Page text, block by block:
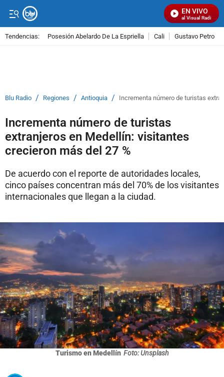
EN VIVO
Señal Visual Radio
Tendencias: Posesión Abelardo De La Espriella Cali Gustavo Petro
Blu Radio / Regiones / Antioquia / Incrementa número de turistas
Incrementa número de turistas
extranjeros en Medellín: visitantes
crecieron más del 27 %
De acuerdo con el reporte de autoridades locales,
cinco países concentran más del 70% de los visitantes
internacionales que llegan a la ciudad.
Turismo en Medellín Foto: Unsplash